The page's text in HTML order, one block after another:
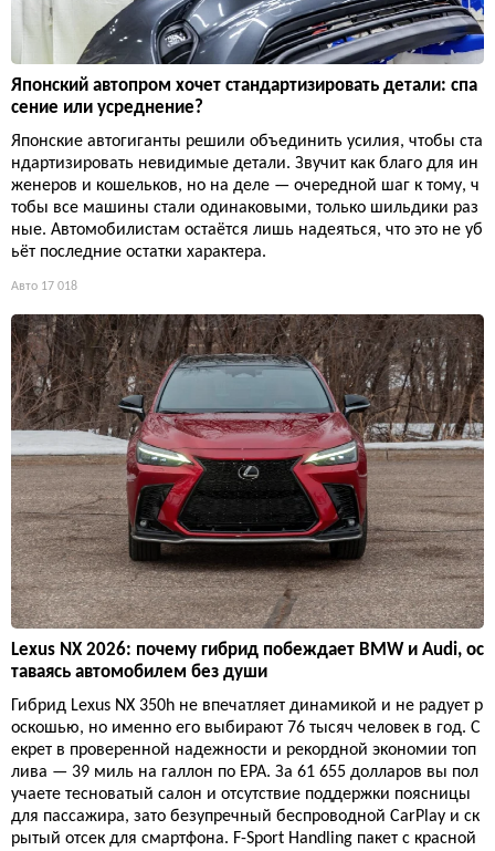
Японский автопром хочет стандартизировать детали: спа
сение или усреднение?
Японские автогиганты решили объединить усилия, чтобы ста
ндартизировать невидимые детали. Звучит как благо для ин
женеров и кошельков, но на деле — очередной шаг к тому, ч
тобы все машины стали одинаковыми, только шильдики раз
ные. Автомобилистам остаётся лишь надеяться, что это не уб
ьёт последние остатки характера.
Авто 17 018
Lexus NX 2026: почему гибрид побеждает BMW и Audi, ос
таваясь автомобилем без души
Гибрид Lexus NX 350h не впечатляет динамикой и не радует р
оскошью, но именно его выбирают 76 тысяч человек в год. С
екрет в проверенной надежности и рекордной экономии топ
лива — 39 миль на галлон по EPA. За 61 655 долларов вы пол
учаете тесноватый салон и отсутствие поддержки поясницы
для пассажира, зато безупречный беспроводной CarPlay и ск
рытый отсек для смартфона. F-Sport Handling пакет с красной